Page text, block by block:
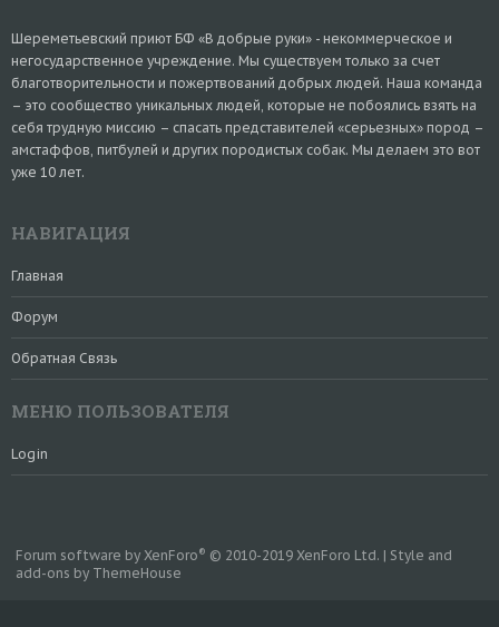
Шереметьевский приют БФ «В добрые руки» - некоммерческое и
негосударственное учреждение. Мы существуем только за счет
благотворительности и пожертвований добрых людей. Наша команда
– это сообщество уникальных людей, которые не побоялись взять на
себя трудную миссию – спасать представителей «серьезных» пород –
амстаффов, питбулей и других породистых собак. Мы делаем это вот
уже 10 лет.
НАВИГАЦИЯ
Главная
Форум
Обратная Связь
МЕНЮ ПОЛЬЗОВАТЕЛЯ
Login
Forum software by XenForo® © 2010-2019 XenForo Ltd. | Style and
add-ons by ThemeHouse